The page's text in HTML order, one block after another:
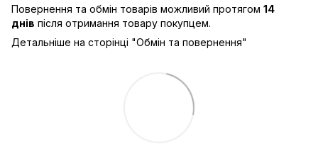
Повернення та обмін товарів можливий протягом 14
днів після отримання товару покупцем.
Детальніше на сторінці "Обмін та повернення"